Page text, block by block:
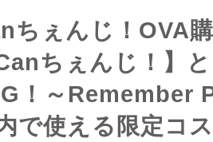
ちぇんじ！OVA
ちぇんじ！】
！～Remember
で使える限定コ